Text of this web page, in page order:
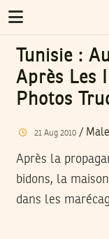
Tunisie :
Après Les
Photos
21 Aug 2010/
Après la
bidons, la
dans les